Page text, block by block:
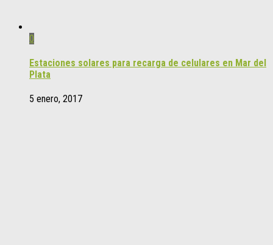
0
Estaciones solares para recarga de celulares en Mar del
Plata
5 enero, 2017